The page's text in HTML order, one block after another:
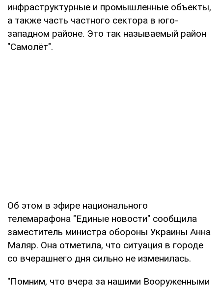
инфраструктурные и промышленные объекты,
а также часть частного сектора в юго-
западном районе. Это так называемый район
"Самолёт".
Об этом в эфире национального
телемарафона "Единые новости" сообщила
заместитель министра обороны Украины Анна
Маляр. Она отметила, что ситуация в городе
со вчерашнего дня сильно не изменилась.
"Помним, что вчера за нашими Вооруженными